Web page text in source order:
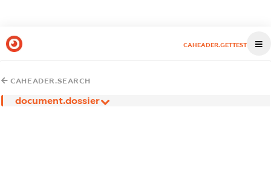
CAHEADER.GETTEST
CAHEADER.SEARCH
document.dossier